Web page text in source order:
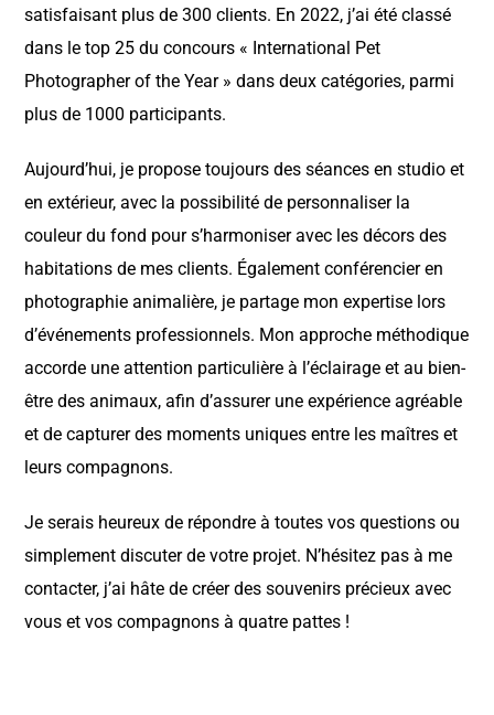
satisfaisant plus de 300 clients. En 2022, j’ai été classé
dans le top 25 du concours « International Pet
Photographer of the Year » dans deux catégories, parmi
plus de 1000 participants.
Aujourd’hui, je propose toujours des séances en studio et
en extérieur, avec la possibilité de personnaliser la
couleur du fond pour s’harmoniser avec les décors des
habitations de mes clients. Également conférencier en
photographie animalière, je partage mon expertise lors
d’événements professionnels. Mon approche méthodique
accorde une attention particulière à l’éclairage et au bien-
être des animaux, afin d’assurer une expérience agréable
et de capturer des moments uniques entre les maîtres et
leurs compagnons.
Je serais heureux de répondre à toutes vos questions ou
simplement discuter de votre projet. N’hésitez pas à me
contacter, j’ai hâte de créer des souvenirs précieux avec
vous et vos compagnons à quatre pattes !